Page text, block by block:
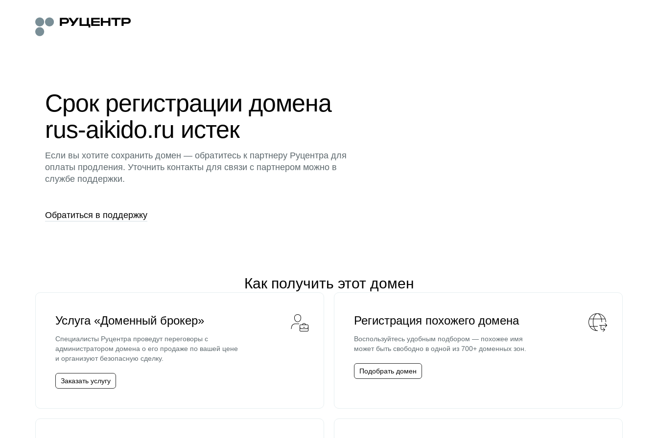
Срок регистрации домена
rus-aikido.ru истек
Если вы хотите сохранить домен — обратитесь к партнеру Руцентра для
оплаты продления. Уточнить контакты для связи с партнером можно в
службе поддержки.
Обратиться в поддержку
Как получить этот домен
Услуга «Доменный брокер»
Специалисты Руцентра проведут переговоры с
администратором домена о его продаже по вашей цене
и организуют безопасную сделку.
Заказать услугу
Регистрация похожего домена
Воспользуйтесь удобным подбором — похожее имя
может быть свободно в одной из 700+ доменных зон.
Подобрать домен